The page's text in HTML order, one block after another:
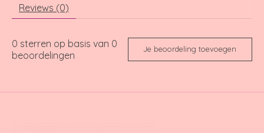
Reviews (0)
0 sterren op basis van 0
beoordelingen
Je beoordeling toevoegen